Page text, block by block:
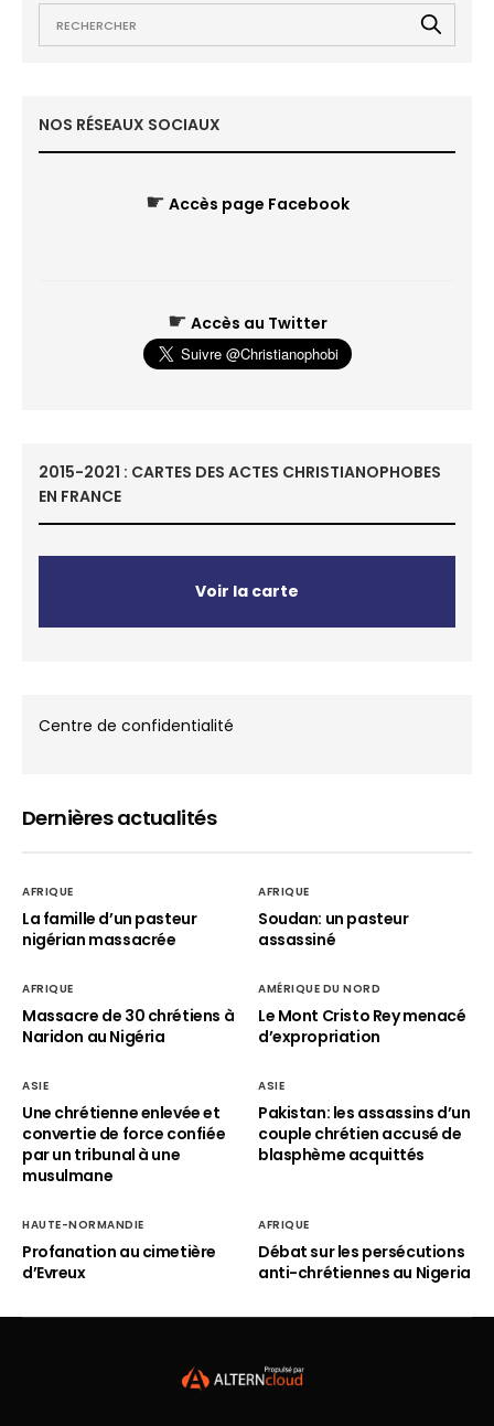
NOS RÉSEAUX SOCIAUX
☛ Accès page Facebook
☛ Accès au Twitter
2015-2021 : CARTES DES ACTES CHRISTIANOPHOBES
EN FRANCE
Voir la carte
Centre de confidentialité
Dernières actualités
AFRIQUE
La famille d’un pasteur
nigérian massacrée
AFRIQUE
Soudan: un pasteur
assassiné
AFRIQUE
Massacre de 30 chrétiens à
Naridon au Nigéria
AMÉRIQUE DU NORD
Le Mont Cristo Rey menacé
d’expropriation
ASIE
Une chrétienne enlevée et
convertie de force confiée
par un tribunal à une
musulmane
ASIE
Pakistan: les assassins d’un
couple chrétien accusé de
blasphème acquittés
HAUTE-NORMANDIE
Profanation au cimetière
d’Evreux
AFRIQUE
Débat sur les persécutions
anti-chrétiennes au Nigeria